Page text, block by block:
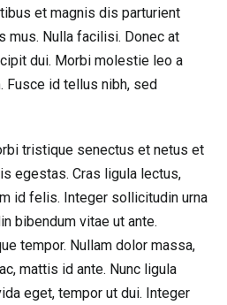
et magnis dis parturient
mus. Nulla facilisi. Donec at
dui. Morbi molestie leo a
Fusce id tellus nibh, sed
tristique senectus et netus et
egestas. Cras ligula lectus,
id felis. Integer sollicitudin urna
bibendum vitae ut ante.
tempor. Nullam dolor massa,
mattis id ante. Nunc ligula
eget, tempor ut dui. Integer